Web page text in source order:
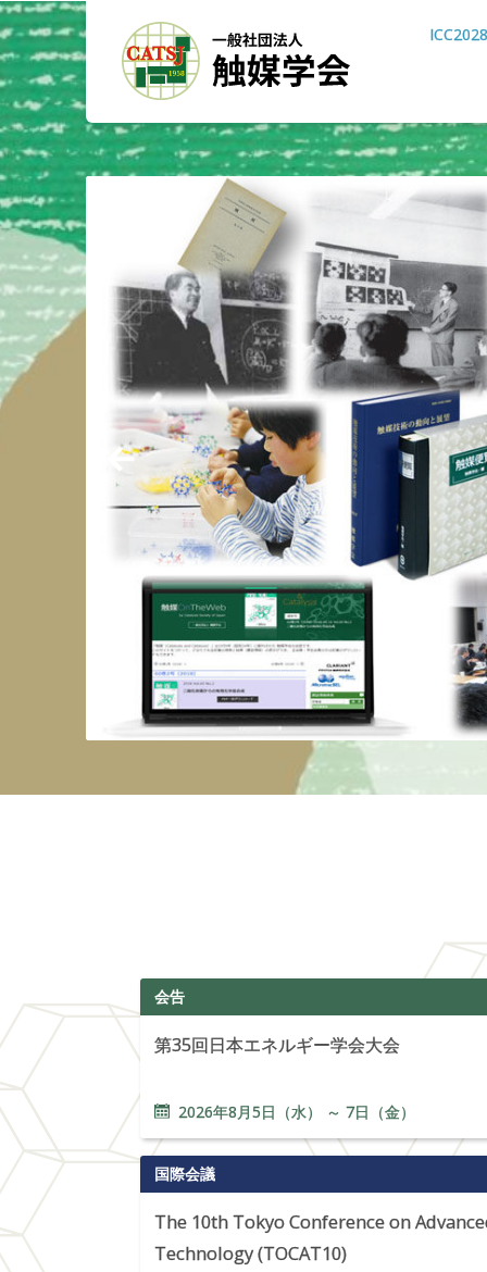
会告
第35回日本エネルギー学会大会
2026年8月5日（水） ～ 7日（金）
国際会議
The 10th Tokyo Conference on
Technology (TOCAT10)